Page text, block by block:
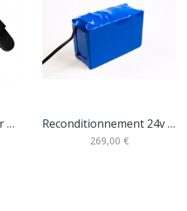
Base De Support Pour Batterie Bidon Reconditionnement 24v 8,7 Ah
269,00 €